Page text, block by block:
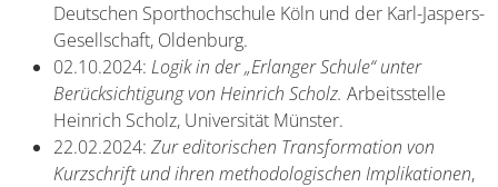
Deutschen Sporthochschule Köln und der Karl-Jaspers-
Gesellschaft, Oldenburg.
02.10.2024: Logik in der „Erlanger Schule“ unter
Berücksichtigung von Heinrich Scholz. Arbeitsstelle
Heinrich Scholz, Universität Münster.
22.02.2024: Zur editorischen Transformation von
Kurzschrift und ihren methodologischen Implikationen,